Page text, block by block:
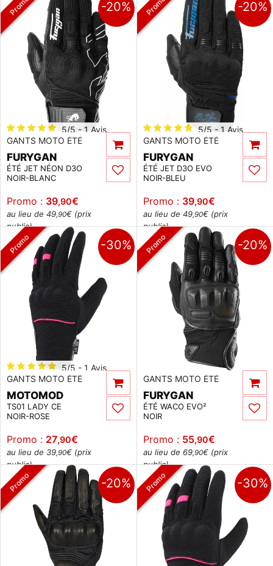
Promo -20%
5/5 - 1 Avis
GANTS MOTO ÉTÉ
FURYGAN
ÉTÉ JET NÉON D3O
NOIR-BLANC
Promo : 39,90€
au lieu de 49,90€ (prix
public)
Promo -20%
5/5 - 1 Avis
GANTS MOTO ÉTÉ
FURYGAN
ÉTÉ JET D3O EVO
NOIR-BLEU
Promo : 39,90€
au lieu de 49,90€ (prix
public)
Promo -30%
5/5 - 1 Avis
GANTS MOTO ÉTÉ
MOTOMOD
TS01 LADY CE
NOIR-ROSE
Promo : 27,90€
au lieu de 39,90€ (prix
public)
Promo -20%
GANTS MOTO ÉTÉ
FURYGAN
ÉTÉ WACO EVO²
NOIR
Promo : 55,90€
au lieu de 69,90€ (prix
public)
Promo -20% Promo -30%